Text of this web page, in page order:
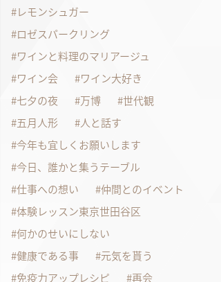
レモンシュガー
ロゼスパークリング
ワインと料理のマリアージュ
ワイン会
ワイン大好き
七夕の夜
万博
世代観
五月人形
人と話す
今年も宜しくお願いします
今日、誰かと集うテーブル
仕事への想い
仲間とのイベント
体験レッスン東京世田谷区
何かのせいにしない
健康である事
元気を貰う
免疫力アップレシピ
再会